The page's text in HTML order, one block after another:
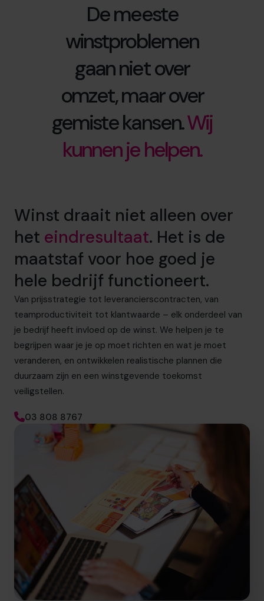
De meeste
winstproblemen
gaan niet over
omzet, maar over
gemiste kansen.Wij
kunnen je helpen.
Winst draait niet alleen over
het eindresultaat. Het is de
maatstaf voor hoe goed je
hele bedrijf functioneert.
Van prijsstrategie tot leverancierscontracten, van
teamproductiviteit tot klantwaarde – elk onderdeel van
je bedrijf heeft invloed op de winst. We helpen je te
begrijpen waar je je op moet richten en wat je moet
veranderen, en ontwikkelen realistische plannen die
duurzaam zijn en een winstgevende toekomst
veiligstellen.
03 808 8767